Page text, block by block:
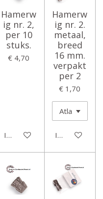
Hamerw
ig nr. 2,
per 10
stuks.
€ 4,70
In winkelwagen
Hamerw
ig nr. 2.
metaal,
breed
16 mm.
verpakt
per 2
€ 1,70
In